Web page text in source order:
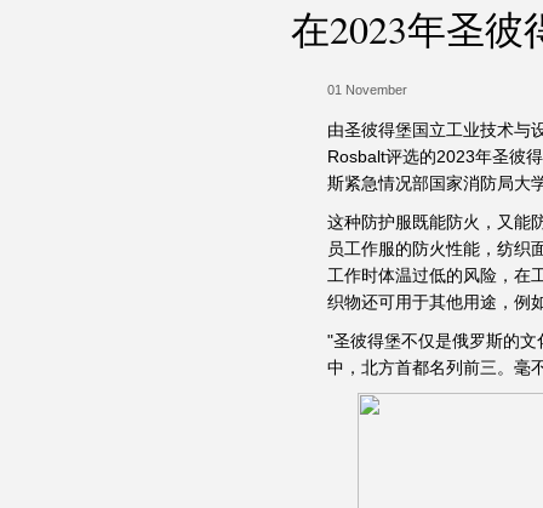
在2023年圣
01 November
由圣彼得堡国立工业技术与
Rosbalt评选的2023年圣彼
斯紧急情况部国家消防局大
这种防护服既能防火，又能
员工作服的防火性能，纺织
工作时体温过低的风险，在
织物还可用于其他用途，例
"圣彼得堡不仅是俄罗斯的
中，北方首都名列前三。毫